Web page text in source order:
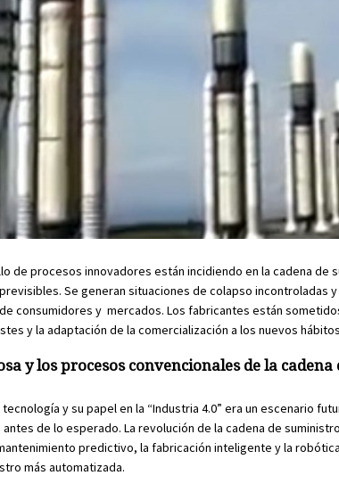
de procesos innovadores están incidiendo en la cadena de
Se generan situaciones de colapso incontroladas
consumidores y mercados. Los fabricantes están
y la adaptación de la comercialización a los nuevos
y los procesos convencionales de la
y su papel en la “Industria 4.0” era un escenario
de lo esperado. La revolución de la cadena de
predictivo, la fabricación inteligente y la
más automatizada.